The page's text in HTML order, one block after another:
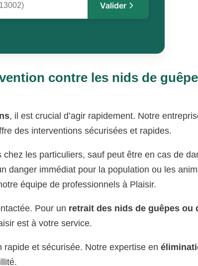
Valider
contre les nids de
, il est crucial d’agir rapidement. Notre
des interventions sécurisées et rapides.
chez les particuliers, sauf peut être en cas de
danger immédiat pour la population ou les
équipe de professionnels à Plaisir.
Pour un retrait des nids de guêpes ou
est à votre service.
rapide et sécurisée. Notre expertise en